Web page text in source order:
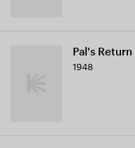
Pal's Return
1948